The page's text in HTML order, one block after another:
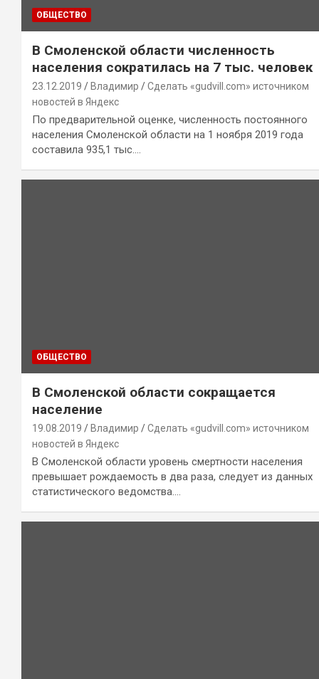
ОБЩЕСТВО
В Смоленской области численность
населения сократилась на 7 тыс. человек
23.12.2019 Владимир
Сделать «gudvill.com» источником
новостей в Яндекс
По предварительной оценке, численность постоянного
населения Смоленской области на 1 ноября 2019 года
составила 935,1 тыс.…
ОБЩЕСТВО
В Смоленской области сокращается
население
19.08.2019 Владимир
Сделать «gudvill.com» источником
новостей в Яндекс
В Смоленской области уровень смертности населения
превышает рождаемость в два раза, следует из данных
статистического ведомства.…